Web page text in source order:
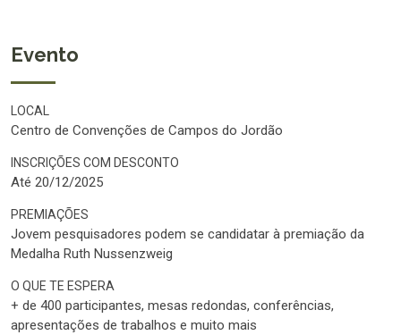
Evento
LOCAL
Centro de Convenções de Campos do Jordão
INSCRIÇÕES COM DESCONTO
Até 20/12/2025
PREMIAÇÕES
Jovem pesquisadores podem se candidatar à premiação da
Medalha Ruth Nussenzweig
O QUE TE ESPERA
+ de 400 participantes, mesas redondas, conferências,
apresentações de trabalhos e muito mais